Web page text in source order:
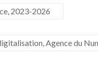
2023-2026
Agence du